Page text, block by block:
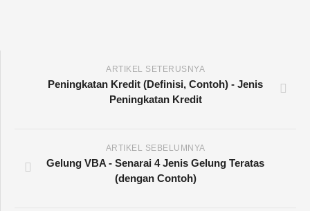
ARTIKEL SETERUSNYA
Peningkatan Kredit (Definisi, Contoh) - Jenis
Peningkatan Kredit
ARTIKEL SEBELUMNYA
Gelung VBA - Senarai 4 Jenis Gelung Teratas
(dengan Contoh)